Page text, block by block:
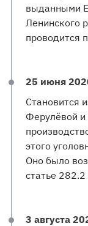
выданными
Ленинского
проводится
25 июня
Становится
Ферулёвой
этого
Оно было
статье
3 августа